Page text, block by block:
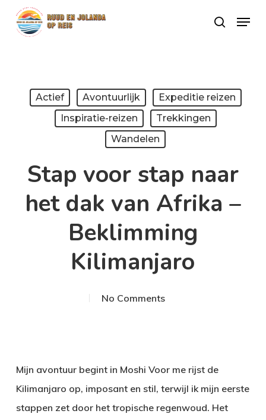
Skip
search
Menu
Actief Avontuurlijk
Expeditie reizen
Inspiratie-reizen
Trekkingen
Wandelen
Stap voor stap naar
het dak van Afrika –
Beklimming
Kilimanjaro
No Comments
Mijn avontuur begint in Moshi Voor me rijst de
Kilimanjaro op, imposant en stil, terwijl ik mijn eerste
stappen zet door het tropische regenwoud. Het